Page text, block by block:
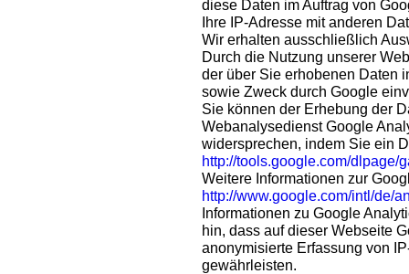
diese Daten im Auftrag von
Ihre IP-Adresse mit anderen
Wir erhalten ausschließlich
Durch die Nutzung unserer
der über Sie erhobenen Daten
sowie Zweck durch Google
Sie können der Erhebung der
Webanalysedienst Google
widersprechen, indem Sie ein
http://tools.google.com/dlpage/
Weitere Informationen zur
http://www.google.com/intl/de/
Informationen zu Google
hin, dass auf dieser Webseite
anonymisierte Erfassung von
gewährleisten.